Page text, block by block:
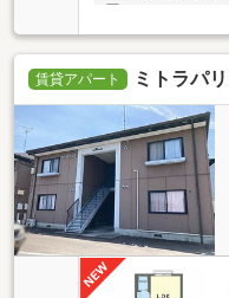
置して
賃貸アパート ミトラパ